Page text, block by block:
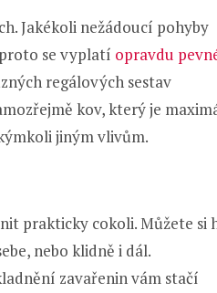
Jakékoli nežádoucí pohyby
se vyplatí opravdu
regálových sestav
kov, který je
jiným vlivům.
prakticky cokoli. Můžete si
nebo klidně i dál.
zavařenin vám stačí